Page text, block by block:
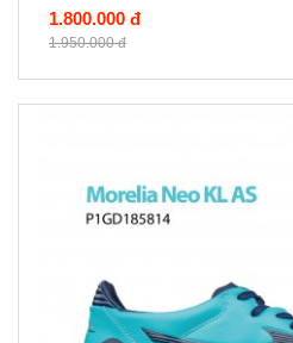
1.800.000 đ
1.950.000 đ